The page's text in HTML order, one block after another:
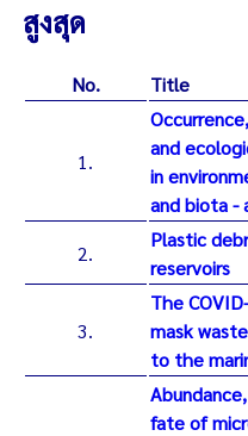
สูงสุด
No. Title
1.
and
in
and biota -
2.
Plastic
reservoirs
3.
The
mask
to the
fate of